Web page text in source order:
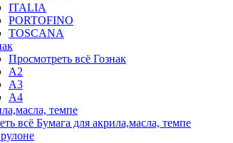
ITALIA
PORTOFINO
TOSCANA
Просмотреть всё Гознак
А2
А3
А4
темпе
всё Бумага для акрила,масла, темпе